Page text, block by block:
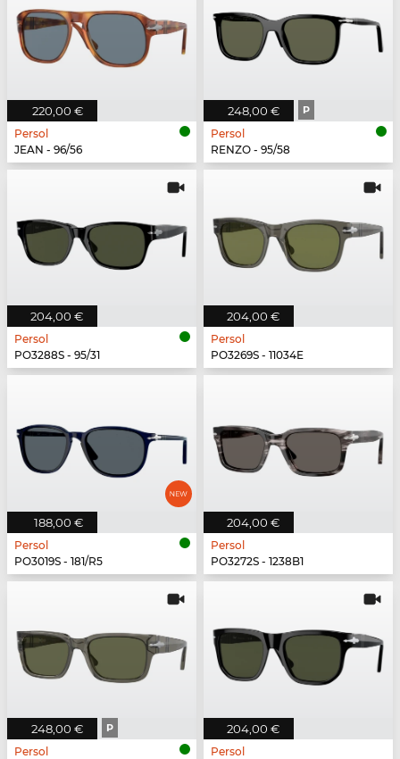
220,00 €
Persol
JEAN - 96/56
248,00 € P
Persol
RENZO - 95/58
204,00 €
Persol
PO3288S - 95/31
204,00 €
Persol
PO3269S - 11034E
188,00 €
Persol
PO3019S - 181/R5
204,00 €
Persol
PO3272S - 1238B1
248,00 € P
Persol
204,00 €
Persol